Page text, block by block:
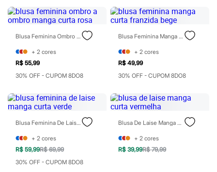
1 a 5 anos
4 a 12 anos
Acessórios
Recém-nascido
Bolsas e Mochilas
Chapéus
Calçados
Chinelos
Pantufas
Rasteirinhas
Tênis
Diversão
Marcas
Baby Club
Fifteen
Blusa Feminina Ombro A Ombro Manga Curta Rosa
+ 2 cores
R$ 55,99
30% OFF - CUPOM 8DO8
Blusa Feminina Manga Curta Franzida Bege
+ 2 cores
R$ 49,99
30% OFF - CUPOM 8DO8
Blusa Feminina De Laise Manga Curta Verde
+ 2 cores
R$ 59,99R$ 69,99
30% OFF - CUPOM 8DO8
Blusa De Laise Manga Curta Vermelha
+ 2 cores
R$ 39,99R$ 79,99